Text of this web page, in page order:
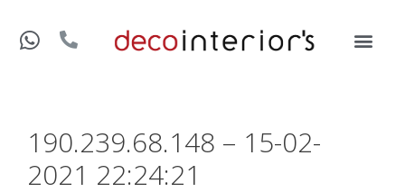
190.239.68.148 – 15-02-
2021 22:24:21